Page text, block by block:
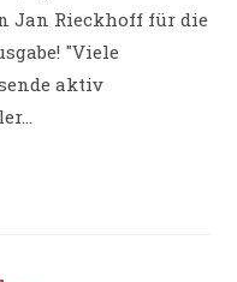
Jan Rieckhoff für die
"Viele
aktiv